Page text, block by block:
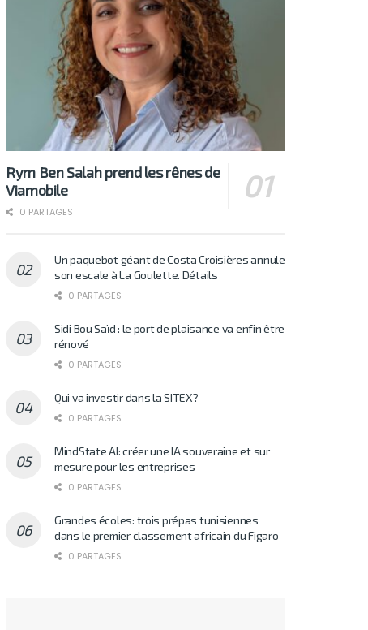
Rym Ben Salah prend les rênes de
Viamobile
0 PARTAGES
Un paquebot géant de Costa Croisières annule
son escale à La Goulette. Détails
0 PARTAGES
Sidi Bou Saïd : le port de plaisance va enfin être
rénové
0 PARTAGES
Qui va investir dans la SITEX?
0 PARTAGES
MindState AI: créer une IA souveraine et sur
mesure pour les entreprises
0 PARTAGES
Grandes écoles: trois prépas tunisiennes
dans le premier classement africain du Figaro
0 PARTAGES